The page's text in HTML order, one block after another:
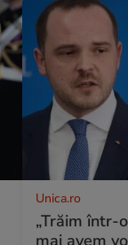
Unica.ro
„Trăim într-
mai avem